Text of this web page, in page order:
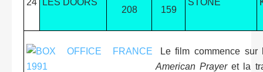
208
159
Le film commence
American Prayeret la